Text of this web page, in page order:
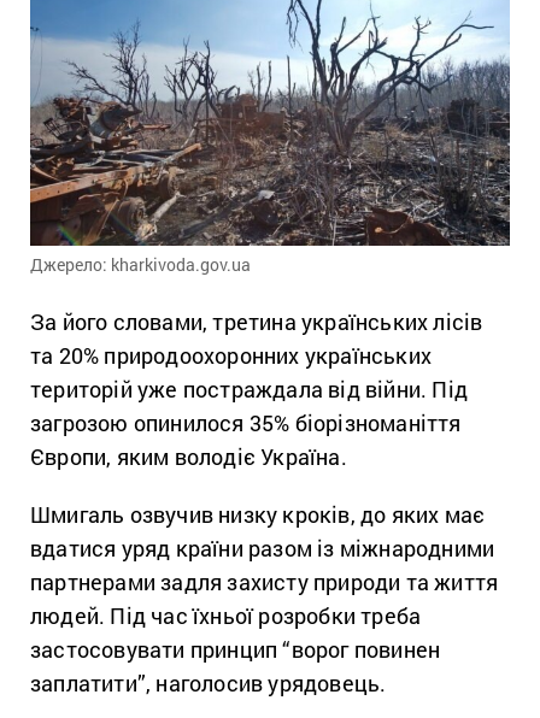
Джерело: kharkivoda.gov.ua
За його словами, третина українських лісів
та 20% природоохоронних українських
територій уже постраждала від війни. Під
загрозою опинилося 35% біорізноманіття
Європи, яким володіє Україна.
Шмигаль озвучив низку кроків, до яких має
вдатися уряд країни разом із міжнародними
партнерами задля захисту природи та життя
людей. Під час їхньої розробки треба
застосовувати принцип “ворог повинен
заплатити”, наголосив урядовець.